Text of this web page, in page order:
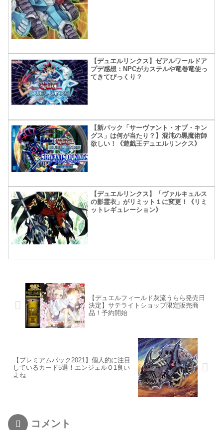
【デュエルリンクス】ゼアルワールドア
プデ感想：NPCがカステルや竜巻竜使っ
てきてびっくり？
【新パック「サーヴァント・オブ・キン
グス」は何が当たり？】混沌の黒魔術師
欲しい！《遊戯王デュエルリンクス》
【デュエルリンクス】「ヴァルキュルス
の影霊衣」がリミット１に変更！《リミ
ットレギュレーション》
【デュエルフィールド灰流うらら発売日
決定】サテライトショップ限定販売商
品！予約開始
【プレミアムパック2021】個人的に注目
しているカード5選！エンジェルＯ1良い
よね
コメント